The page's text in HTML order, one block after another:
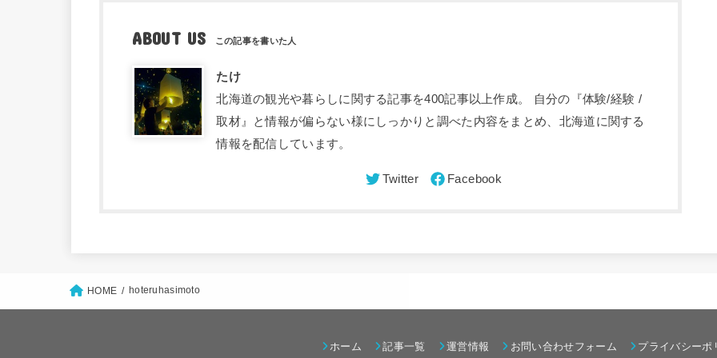
ABOUT US
たけ
北海道の観光や暮らしに関する記事を400記事以上作成。 自分の『体験/経験 /
取材』と情報が偏らない様にしっかりと調べた内容をまとめ、北海道に関する
情報を配信しています。
HOME hoteruhasimoto
ホーム 記事一覧 運営情報 お問い合わせフォーム プライバシーポ